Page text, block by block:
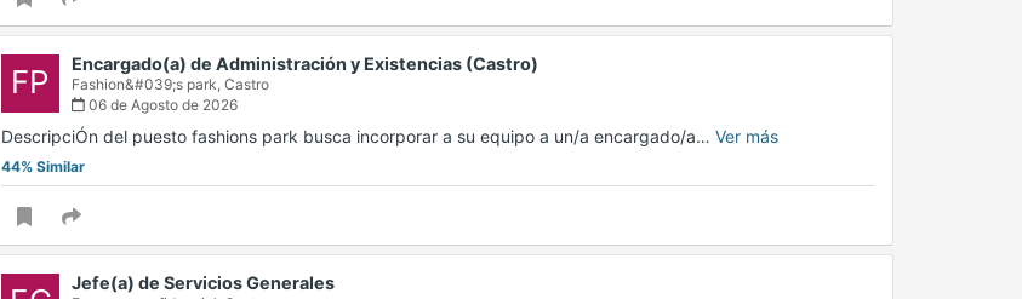
FP Encargado(a) de Administración y Existencias (Castro)
Fashion&#039;s park, Castro
06 de Agosto de 2026
DescripciÓn del puesto fashions park busca incorporar a su equipo a un/a encargado/a… Ver más
44% Similar
Jefe(a) de Servicios Generales